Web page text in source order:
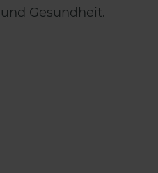
und Gesundheit.